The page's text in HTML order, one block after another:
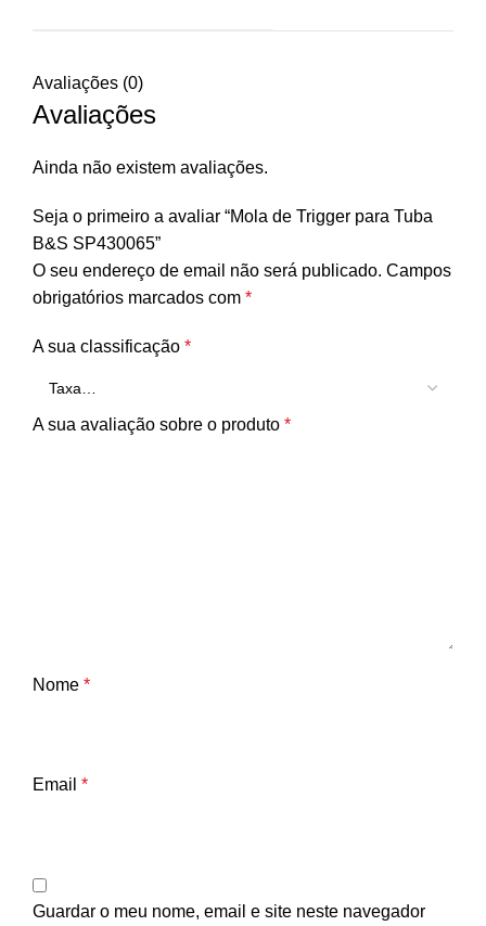
Avaliações (0)
Avaliações
Ainda não existem avaliações.
Seja o primeiro a avaliar “Mola de Trigger para Tuba
B&S SP430065”
O seu endereço de email não será publicado. Campos
obrigatórios marcados com *
A sua classificação *
A sua avaliação sobre o produto *
Nome *
Email *
Guardar o meu nome, email e site neste navegador